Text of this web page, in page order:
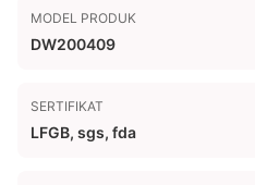
MODEL PRODUK
DW200409
SERTIFIKAT
LFGB, sgs, fda